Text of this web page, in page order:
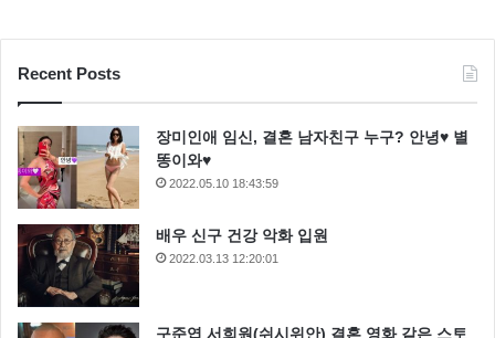
Recent Posts
장미인애 임신, 결혼 남자친구 누구? 안녕♥ 별
똥이와♥
2022.05.10 18:43:59
배우 신구 건강 악화 입원
2022.03.13 12:20:01
구준엽 서희원(쉬시위안) 결혼 영화 같은 스토